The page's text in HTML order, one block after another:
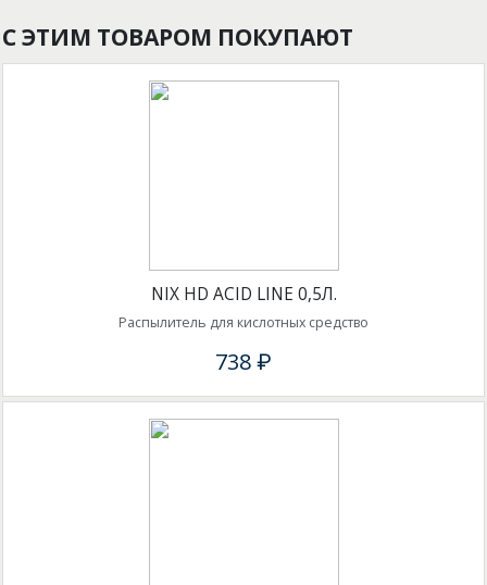
С ЭТИМ ТОВАРОМ ПОКУПАЮТ
NIX HD ACID LINE 0,5Л.
Распылитель для кислотных средство
738 ₽